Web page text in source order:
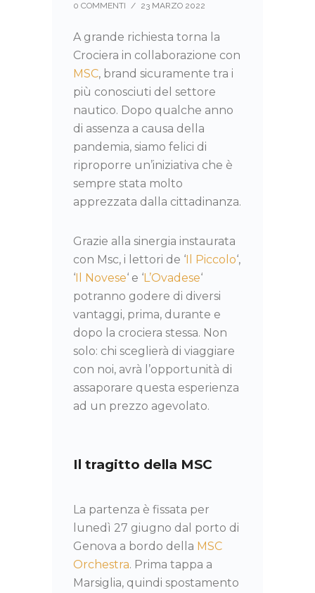
0 COMMENTI / 23 MARZO 2022
A grande richiesta torna la
Crociera in collaborazione con
MSC, brand sicuramente tra i
più conosciuti del settore
nautico. Dopo qualche anno
di assenza a causa della
pandemia, siamo felici di
riproporre un’iniziativa che è
sempre stata molto
apprezzata dalla cittadinanza.
Grazie alla sinergia instaurata
con Msc, i lettori de ‘Il Piccolo‘,
‘Il Novese‘ e ‘L’Ovadese‘
potranno godere di diversi
vantaggi, prima, durante e
dopo la crociera stessa. Non
solo: chi sceglierà di viaggiare
con noi, avrà l’opportunità di
assaporare questa esperienza
ad un prezzo agevolato.
Il tragitto della MSC
La partenza è fissata per
lunedì 27 giugno dal porto di
Genova a bordo della MSC
Orchestra. Prima tappa a
Marsiglia, quindi spostamento